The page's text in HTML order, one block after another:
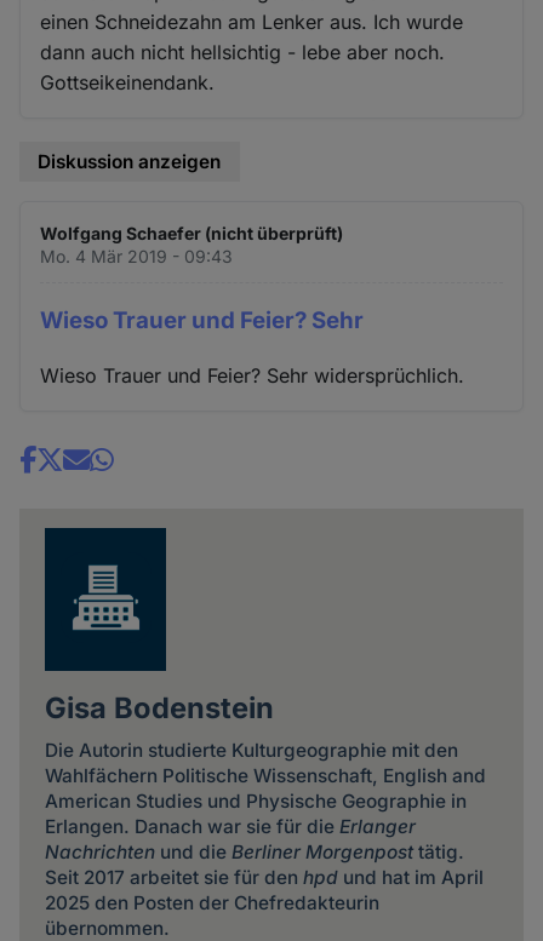
einen Schneidezahn am Lenker aus. Ich wurde
dann auch nicht hellsichtig - lebe aber noch.
Gottseikeinendank.
Diskussion anzeigen
Wolfgang Schaefer (nicht überprüft)
Mo. 4 Mär 2019 - 09:43
Wieso Trauer und Feier? Sehr
Wieso Trauer und Feier? Sehr widersprüchlich.
Share
Gisa Bodenstein
Die Autorin studierte Kulturgeographie mit den
Wahlfächern Politische Wissenschaft, English and
American Studies und Physische Geographie in
Erlangen. Danach war sie für die Erlanger
Nachrichtenund die Berliner Morgenposttätig.
Seit 2017 arbeitet sie für den hpdund hat im April
2025 den Posten der Chefredakteurin
übernommen.